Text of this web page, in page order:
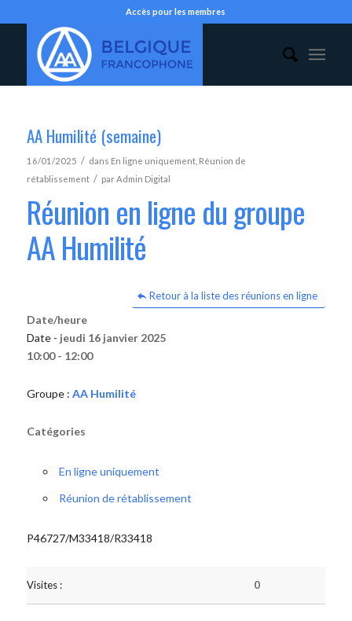
Accès pour les membres
AA Humilité (semaine)
16/01/2025 / dans En ligne uniquement, Réunion de
rétablissement / parAdmin Digital
Réunion en ligne du groupe
AA Humilité
Retour à la liste des réunions en ligne
Date/heure
Date - jeudi 16 janvier 2025
10:00 - 12:00
Groupe : AA Humilité
Catégories
En ligne uniquement
Réunion de rétablissement
P46727/M33418/R33418
Visites : 0